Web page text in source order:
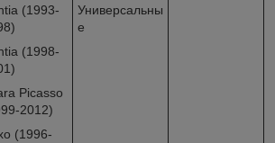
(1993-
(1998-
Picasso
2012)
(1996-
Универсальны
е